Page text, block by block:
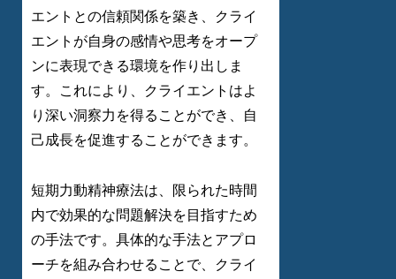
エントとの信頼関係を築き、クライ
エントが自身の感情や思考をオープ
ンに表現できる環境を作り出しま
す。これにより、クライエントはよ
り深い洞察力を得ることができ、自
己成長を促進することができます。
短期力動精神療法は、限られた時間
内で効果的な問題解決を目指すため
の手法です。具体的な手法とアプロ
ーチを組み合わせることで、クライ